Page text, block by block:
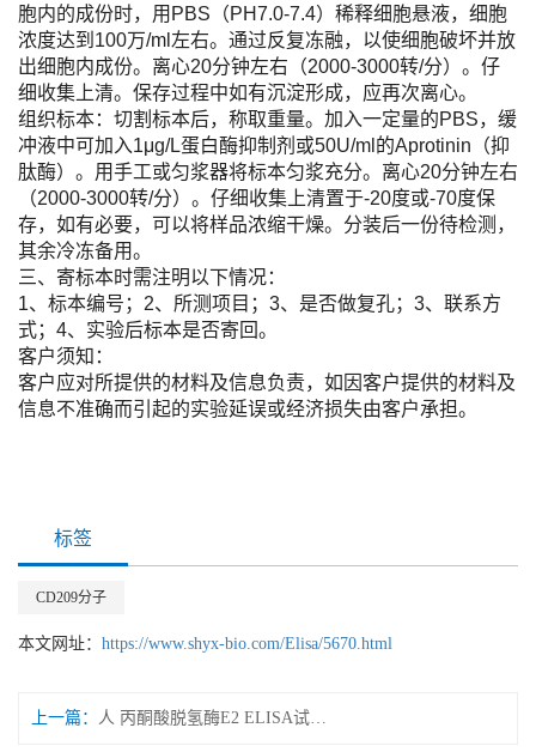
胞内的成份时，用PBS（PH7.0-7.4）稀释细胞悬液，细胞
浓度达到100万/ml左右。通过反复冻融，以使细胞破坏并放
出细胞内成份。离心20分钟左右（2000-3000转/分）。仔
细收集上清。保存过程中如有沉淀形成，应再次离心。
组织标本：切割标本后，称取重量。加入一定量的PBS，缓
冲液中可加入1μg/L蛋白酶抑制剂或50U/ml的Aprotinin（抑
肽酶）。用手工或匀浆器将标本匀浆充分。离心20分钟左右
（2000-3000转/分）。仔细收集上清置于-20度或-70度保
存，如有必要，可以将样品浓缩干燥。分装后一份待检测，
其余冷冻备用。
三、寄标本时需注明以下情况：
1、标本编号；2、所测项目；3、是否做复孔；3、联系方
式；4、实验后标本是否寄回。
客户须知：
客户应对所提供的材料及信息负责，如因客户提供的材料及
信息不准确而引起的实验延误或经济损失由客户承担。
标签
CD209分子
本文网址： https://www.shyx-bio.com/Elisa/5670.html
上一篇： 人 丙酮酸脱氢酶E2 ELISA试剂盒